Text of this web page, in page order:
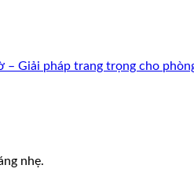
– Giải pháp trang trọng cho
nhẹ.